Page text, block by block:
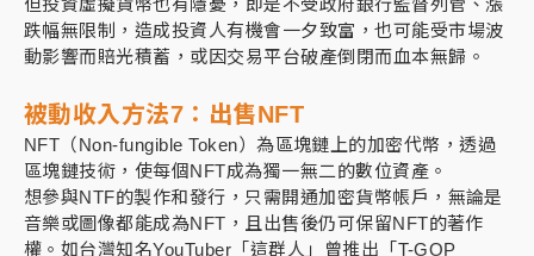
但投資虛擬貨幣也有隱憂，即是不受政府銀行監督列管、漲
跌幅無限制，造成投資人有機會一夕致富，也可能受市場波
動影響而賠光積蓄，或因交易平台破產倒閉而血本無歸。
被動收入方法7： 出售NFT
NFT（Non-fungible Token）為區塊鏈上的加密代幣，透過
區塊鏈技術，使每個NFT成為獨一無二的數位資產。
想參與NTF的製作和發行，只需開通加密貨幣帳戶，無論是
音樂或圖像都能成為NFT，且出售後仍可保留NFT的著作
權。如台灣知名YouTuber「這群人」曾推出「T-GOP